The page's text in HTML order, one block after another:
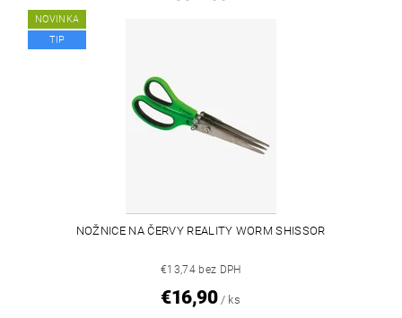
NOVINKA
TIP
NOŽNICE NA ČERVY REALITY WORM SHISSOR
€13,74 bez DPH
€16,90 / ks